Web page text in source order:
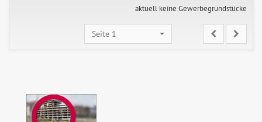
aktuell keine Gewerbegrundstücke
Seite 1